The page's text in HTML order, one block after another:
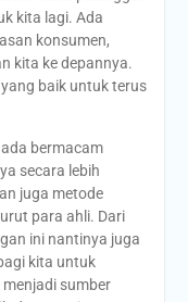
kita lagi. Ada
konsumen,
kita ke depannya.
baik untuk terus
bermacam
secara lebih
juga metode
para ahli. Dari
ini nantinya juga
kita untuk
sumber